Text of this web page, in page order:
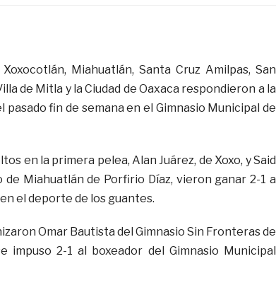
Miahuatlán, Santa Cruz Amilpas, San
de Mitla y la Ciudad de Oaxaca respondieron a la
pasado fin de semana en el Gimnasio Municipal de
en la primera pelea, Alan Juárez, de Xoxo, y Said
de Miahuatlán de Porfirio Díaz, vieron ganar 2-1 a
el deporte de los guantes.
Omar Bautista del Gimnasio Sin Fronteras de
impuso 2-1 al boxeador del Gimnasio Municipal